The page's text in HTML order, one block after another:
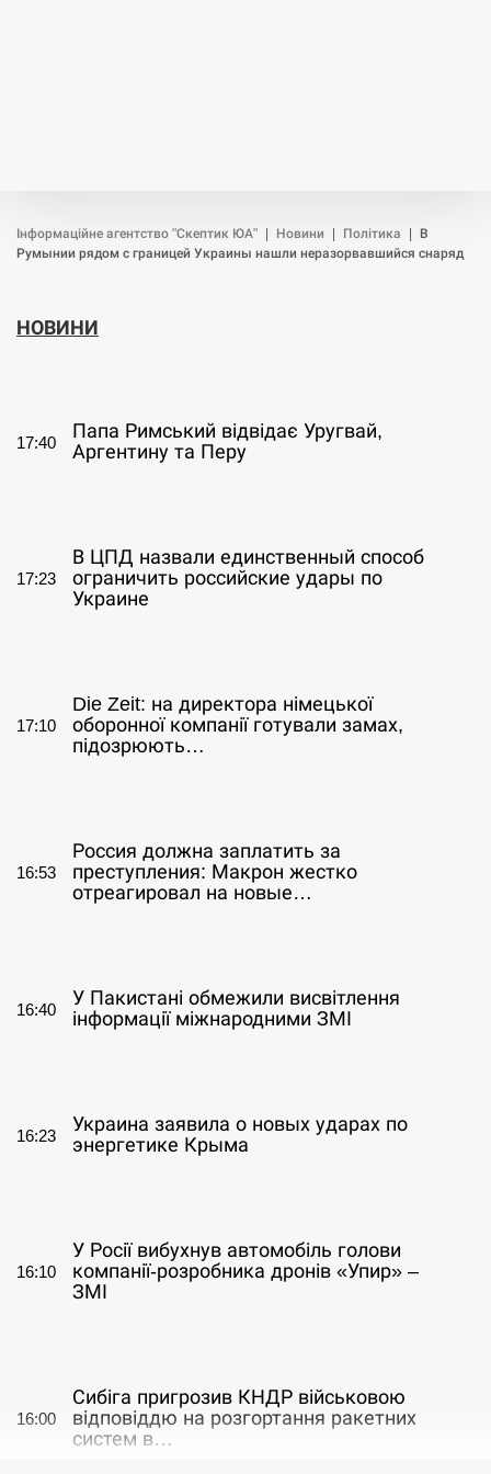
Інформаційне агентство "Скептик ЮА" Новини Політика
В
Румынии рядом с границей Украины нашли неразорвавшийся снаряд
НОВИНИ
17:40
Папа Римський відвідає Уругвай,
Аргентину та Перу
17:23
В ЦПД назвали единственный способ
ограничить российские удары по
Украине
17:10
Die Zeit: на директора німецької
оборонної компанії готували замах,
підозрюють…
16:53
Россия должна заплатить за
преступления: Макрон жестко
отреагировал на новые…
16:40
У Пакистані обмежили висвітлення
інформації міжнародними ЗМІ
16:23
Украина заявила о новых ударах по
энергетике Крыма
16:10
У Росії вибухнув автомобіль голови
компанії-розробника дронів «Упир» –
ЗМІ
16:00
Сибіга пригрозив КНДР військовою
відповіддю на розгортання ракетних
систем в…